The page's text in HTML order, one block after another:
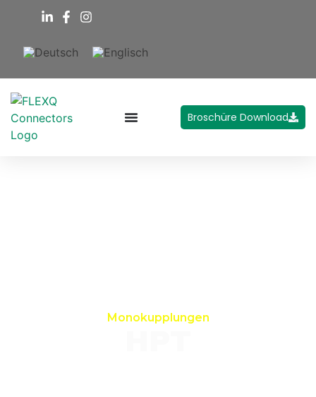
Broschüre Download
Monokupplungen